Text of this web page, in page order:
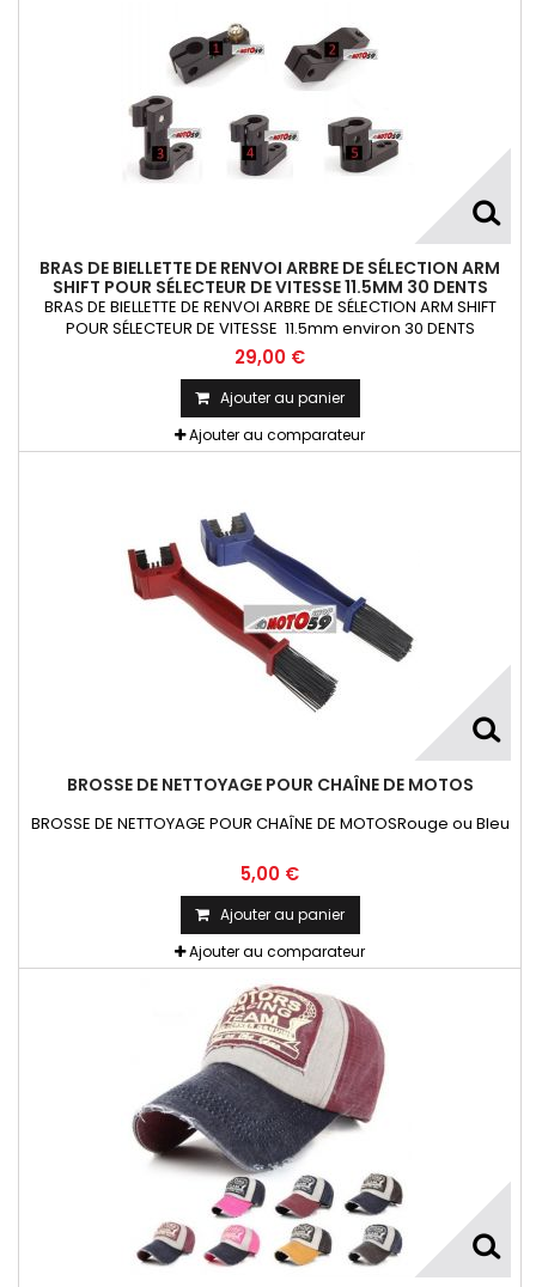
BRAS DE BIELLETTE DE RENVOI ARBRE DE SÉLECTION ARM
SHIFT POUR SÉLECTEUR DE VITESSE 11.5MM 30 DENTS
BRAS DE BIELLETTE DE RENVOI ARBRE DE SÉLECTION ARM SHIFT
POUR SÉLECTEUR DE VITESSE 11.5mm environ 30 DENTS
29,00 €
Ajouter au panier
Ajouter au comparateur
BROSSE DE NETTOYAGE POUR CHAÎNE DE MOTOS
BROSSE DE NETTOYAGE POUR CHAÎNE DE MOTOSRouge ou Bleu
5,00 €
Ajouter au panier
Ajouter au comparateur